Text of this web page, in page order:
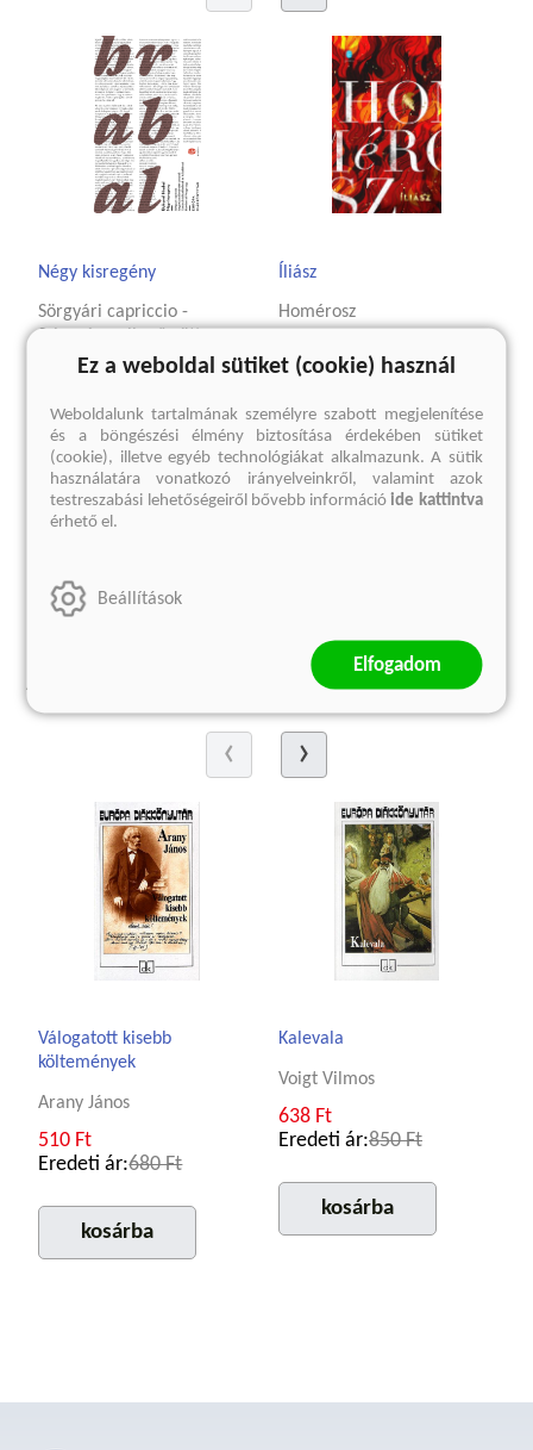
Négy kisregény
Sörgyári capriccio -
vonatok - Táncórák
haladóknak - Bambini di
Praga 1947
Bohumil Hrabal
2 624 Ft
Eredeti ár:
kosárba
Íliász
Homérosz
4 124 Ft
Eredeti ár:5 499 Ft
kosárba
A sorozat további termékei
Válogatott kisebb
költemények
Arany János
510 Ft
Eredeti ár:680 Ft
kosárba
Kalevala
Voigt Vilmos
638 Ft
Eredeti ár:850 Ft
kosárba
Ez a weboldal sütiket (cookie) használ
Weboldalunk tartalmának személyre szabott megjelenítése
és a böngészési élmény biztosítása érdekében sütiket
(cookie), illetve egyéb technológiákat alkalmazunk. A sütik
használatára vonatkozó irányelveinkről, valamint azok
testreszabási lehetőségeiről bővebb információide kattintva
érhető el.
Beállítások
Elfogadom